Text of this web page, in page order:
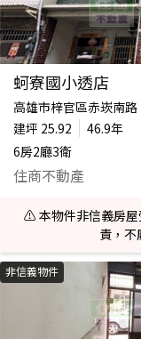
蚵寮國小透店
高雄市梓官區赤崁南路
建坪 25.92
46.9年
6房2廳3衛
住商不動產
⚠️ 本物件非信義房屋
責，不
非信義物件